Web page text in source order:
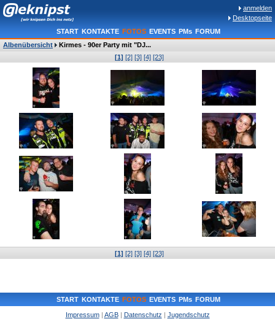
anmelden
Desktopseite
START KONTAKTE FOTOS EVENTS PMs FORUM
Albenübersicht
Kirmes - 90er Party mit "DJ...
[1] [2] [3] [4] [23]
[1] [2] [3] [4] [23]
START KONTAKTE FOTOS EVENTS PMs FORUM
Impressum| AGB| Datenschutz | Jugendschutz